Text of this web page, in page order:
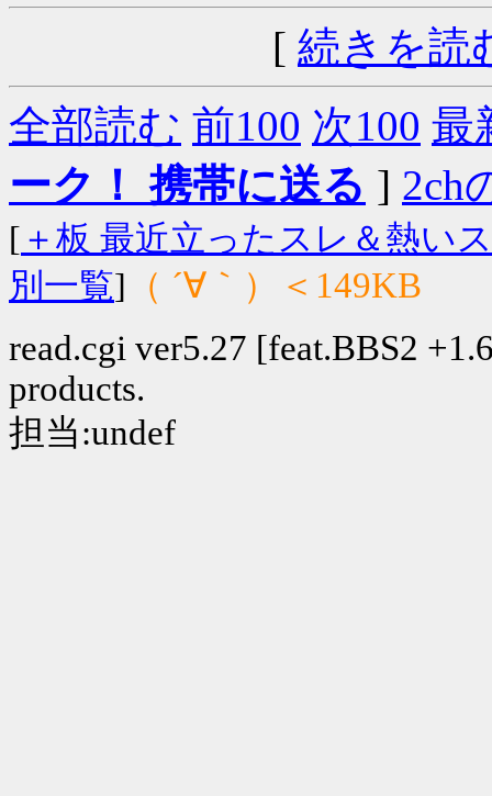
[ 続きを読
全部読む 前100 次100 最
ーク！ 携帯に送る ] 2ch
[ ＋板 最近立ったスレ＆熱い
別一覧] （ ´∀｀）＜149KB
read.cgi ver5.27 [feat.BBS2
products.
担当:undef